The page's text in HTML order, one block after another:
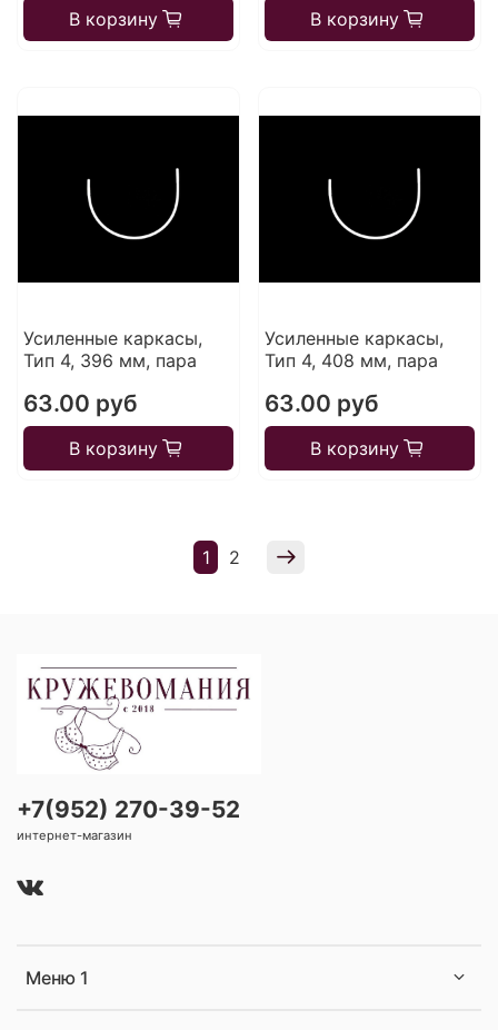
В корзину В корзину
Усиленные каркасы,
Тип 4, 396 мм, пара
63.00 руб
В корзину
Усиленные каркасы,
Тип 4, 408 мм, пара
63.00 руб
В корзину
1 2
Меню 1
+7(952) 270-39-52
интернет-магазин